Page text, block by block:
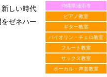
沖縄県浦添市
ピアノ教室
ギター教室
バイオリン・チェロ教室
フルート教室
サックス教室
ボーカル・声楽教室
しい時代
ゼネハー